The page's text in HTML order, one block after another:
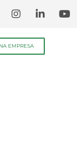
EMPRESA